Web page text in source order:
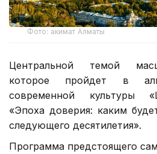
Фото: акимат Алматы
Центральной темой
которое пройдет в
современной культуры
«Эпоха доверия: каким
следующего десятилетия».
Программа предстоящего